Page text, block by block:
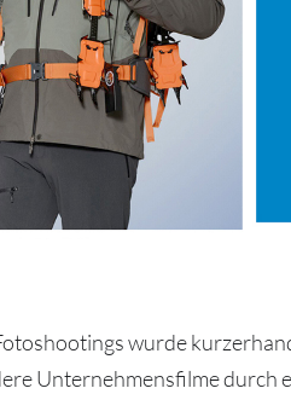
wurde
Unternehmensfilme durch